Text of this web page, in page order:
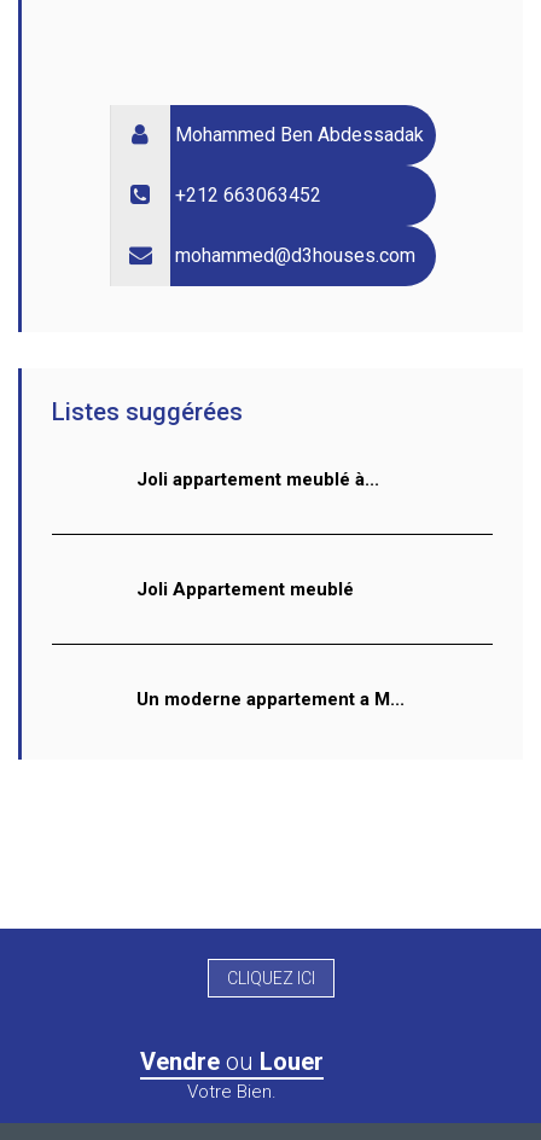
Mohammed Ben Abdessadak
+212 663063452
mohammed@d3houses.com
Listes suggérées
Joli appartement meublé à...
Joli Appartement meublé
Un moderne appartement a M...
CLIQUEZ ICI
Vendre ou Louer
Votre Bien.